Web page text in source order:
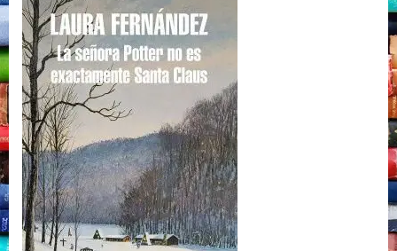
Potter
no
es
exactamente
Claus,
Laura
Fernández,
Literatura
Random
House,
2021